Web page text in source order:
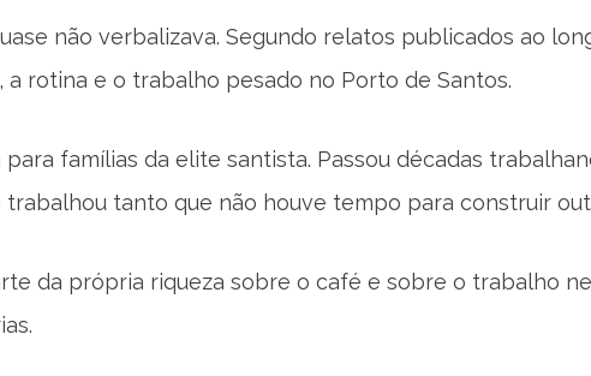
não verbalizava. Segundo relatos publicados ao
rotina e o trabalho pesado no Porto de Santos.
famílias da elite santista. Passou décadas
tanto que não houve tempo para construir
da própria riqueza sobre o café e sobre o trabalho